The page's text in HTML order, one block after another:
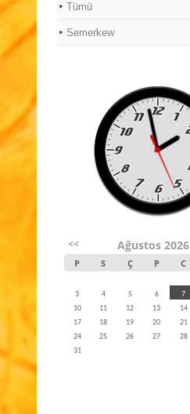
Tümü
Semerkew
<< Ağustos 2026
P S Ç P C
3
4 5 6 7
10
11 12 13 14
17
18 19 20 21
24
25 26 27 28
31